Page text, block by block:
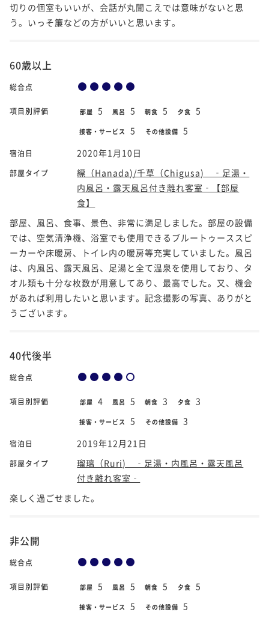
切りの個室もいいが、会話が丸聞こえでは意味がないと思
う。いっそ簾などの方がいいと思います。
60歳以上
総合点
項目別評価 部屋 5 風呂 5 朝食 5 夕食 5
接客・サービス 5 その他設備 5
宿泊日 2020年1月10日
部屋タイプ
縹（Hanada)/千草（Chigusa) ‐足湯・
内風呂・露天風呂付き離れ客室‐【部屋
食】
部屋、風呂、食事、景色、非常に満足しました。部屋の設備
では、空気清浄機、浴室でも使用できるブルートゥーススピ
ーカーや床暖房、トイレ内の暖房等充実していました。風呂
は、内風呂、露天風呂、足湯と全て温泉を使用しており、タ
オル類も十分な枚数が用意してあり、最高でした。又、機会
があれば利用したいと思います。記念撮影の写真、ありがと
うございます。
40代後半
総合点
項目別評価 部屋 4 風呂 5 朝食 3 夕食 3
接客・サービス 5 その他設備 3
宿泊日 2019年12月21日
部屋タイプ
瑠璃（Ruri) ‐足湯・内風呂・露天風呂
付き離れ客室‐
楽しく過ごせました。
非公開
総合点
項目別評価 部屋 5 風呂 5 朝食 5 夕食 5
接客・サービス 5 その他設備 5